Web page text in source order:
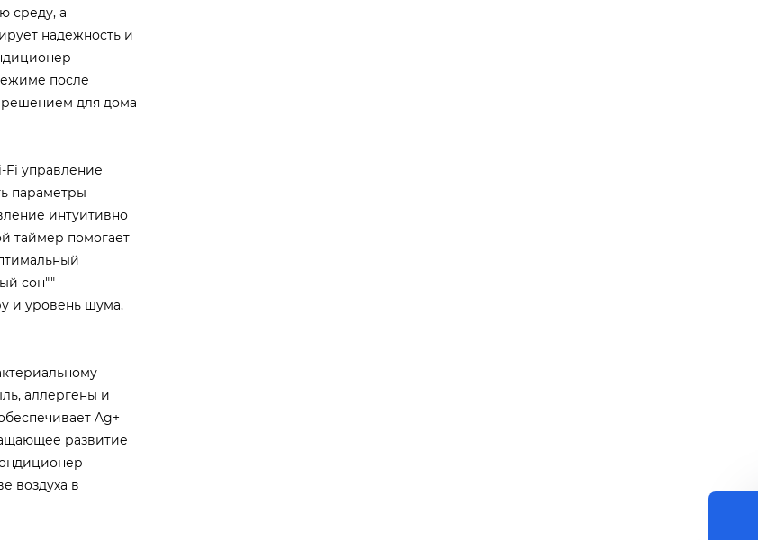
среду, а
надежность и
после
решением для дома
Fi управление
параметры
интуитивно
таймер помогает
сон""
и уровень шума,
аллергены и
Ag+
развитие
воздуха в